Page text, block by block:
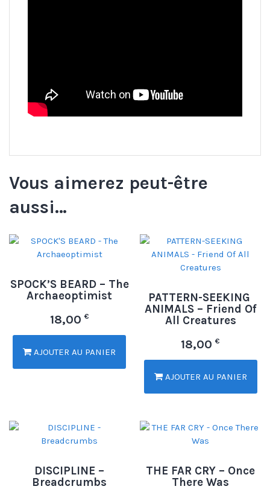
Vous aimerez peut-être
aussi…
SPOCK’S BEARD – The
Archaeoptimist
18,00 €
AJOUTER AU PANIER
PATTERN-SEEKING
ANIMALS – Friend Of
All Creatures
18,00€
AJOUTER AU PANIER
DISCIPLINE –
Breadcrumbs
THE FAR CRY – Once
There Was